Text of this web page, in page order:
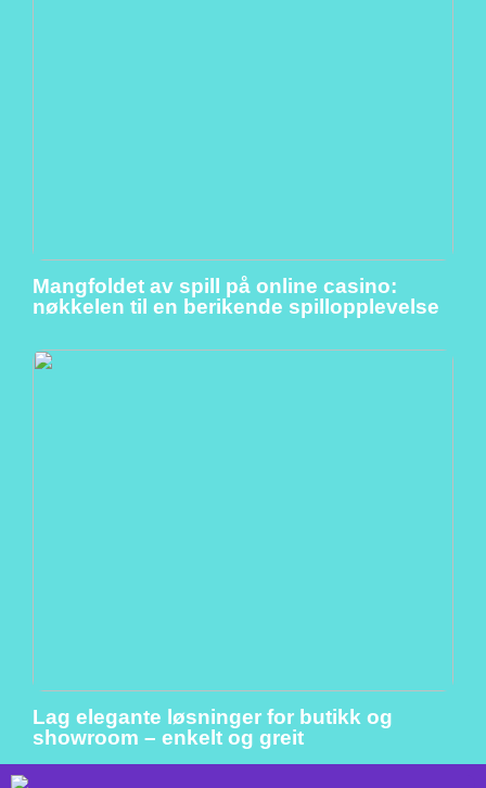
Mangfoldet av spill på online casino:
nøkkelen til en berikende spillopplevelse
Lag elegante løsninger for butikk og
showroom – enkelt og greit